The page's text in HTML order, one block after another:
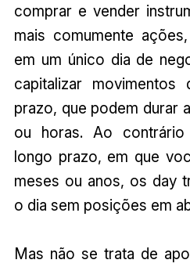
comprar e vender
mais comumente
em um único dia de
capitalizar
prazo, que podem durar
ou horas. Ao
longo prazo, em que
meses ou anos, os day
o dia sem posições em
Mas não se trata de